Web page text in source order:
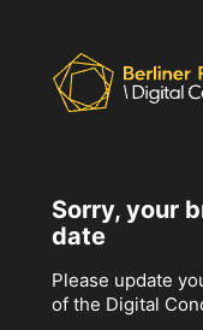
Sorry, your
date
Please update
of the Digital